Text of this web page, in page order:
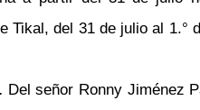
del 31 de julio al 1.°
Del señor Ronny Jiménez